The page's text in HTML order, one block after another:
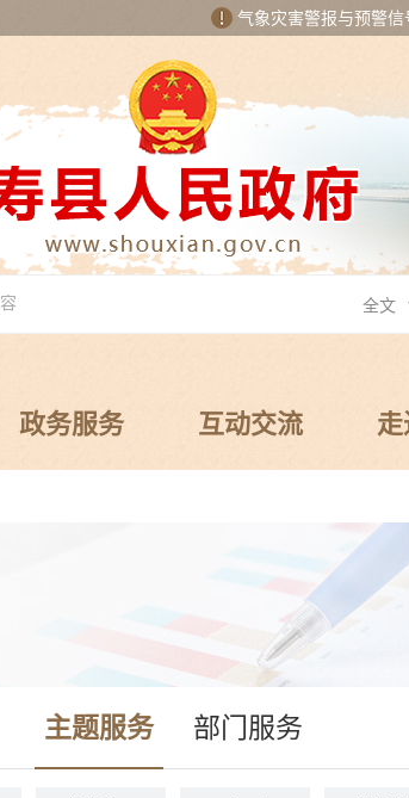
气象灾害警报与预警信
政务服务 互动交流
主题服务 部门服务